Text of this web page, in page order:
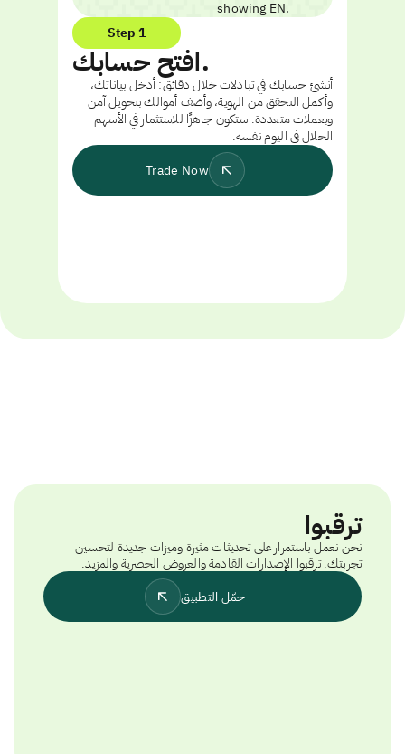
Step 1
افتح حسابك.
أنشئ حسابك في تبادلات خلال دقائق: أدخل بياناتك،
وأكمل التحقق من الهوية، وأضف أموالك بتحويل آمن
وبعملات متعددة. ستكون جاهزًا للاستثمار في الأسهم
الحلال في اليوم نفسه.
Trade Now
ترقبوا
نحن نعمل باستمرار على تحديثات مثيرة وميزات جديدة لتحسين
تجربتك. ترقبوا الإصدارات القادمة والعروض الحصرية والمزيد.
حمّل التطبيق